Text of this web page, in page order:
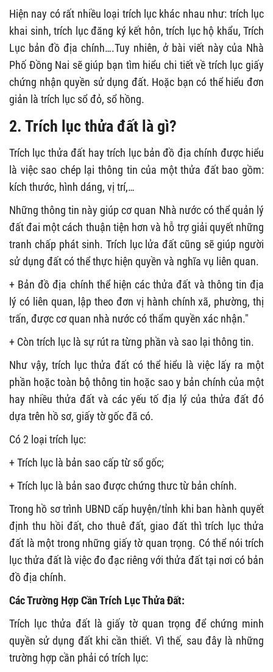
Hiện nay có rất nhiều loại trích lục khác nhau như: trích lục
khai sinh, trích lục đăng ký kết hôn, trích lục hộ khẩu, Trích
Lục bản đồ địa chính….Tuy nhiên, ở bài viết này của Nhà
Phố Đồng Nai sẽ giúp bạn tìm hiểu chi tiết về trích lục giấy
chứng nhận quyền sử dụng đất. Hoặc bạn có thể hiểu đơn
giản là trích lục sổ đỏ, sổ hồng.
2. Trích lục thửa đất là gì?
Trích lục thửa đất hay trích lục bản đồ địa chính được hiểu
là việc sao chép lại thông tin của một thửa đất bao gồm:
kích thước, hình dáng, vị trí,…
Những thông tin này giúp cơ quan Nhà nước có thể quản lý
đất đai một cách thuận tiện hơn và hỗ trợ giải quyết những
tranh chấp phát sinh. Trích lục lửa đất cũng sẽ giúp người
sử dụng đất có thể thực hiện quyền và nghĩa vụ liên quan.
+ Bản đồ địa chính thể hiện các thửa đất và thông tin địa
lý có liên quan, lập theo đơn vị hành chính xã, phường, thị
trấn, được cơ quan nhà nước có thẩm quyền xác nhận."
+ Còn trích lục là sự rút ra từng phần và sao lại thông tin.
Như vậy, trích lục thửa đất có thể hiểu là việc lấy ra một
phần hoặc toàn bộ thông tin hoặc sao y bản chính của một
hay nhiều thửa đất và các yếu tố địa lý của thửa đất đó
dựa trên hồ sơ, giấy tờ gốc đã có.
Có 2 loại trích lục:
+ Trích lục là bản sao cấp từ sổ gốc;
+ Trích lục là bản sao được chứng thưc từ bản chính.
Trong hồ sơ trình UBND cấp huyện/tỉnh khi ban hành quyết
định thu hồi đất, cho thuê đất, giao đất thì trích lục thửa
đất là một trong những giấy tờ quan trọng. Có thể nói trích
lục thửa đất là việc đo đạc riêng với thửa đất tại nơi có bản
đồ địa chính.
Các Trường Hợp Cần Trích Lục Thửa Đất:
Trích lục thửa đất là giấy tờ quan trọng để chứng minh
quyền sử dụng đất khi cần thiết. Vì thế, sau đây là những
trường hợp cần phải có trích lục: